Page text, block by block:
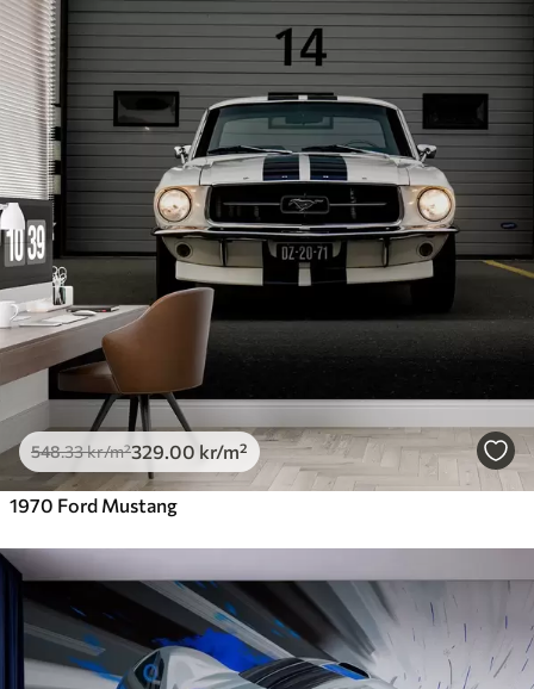
548.33kr/m²329 .00 kr/m²
1970 Ford Mustang